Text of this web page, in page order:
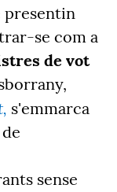
presentin
se com a
de vot
s'emmarca
sense